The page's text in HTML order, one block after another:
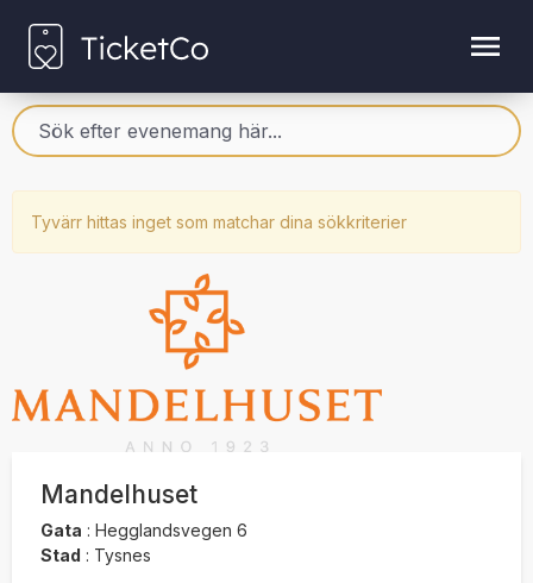
Tyvärr hittas inget som matchar dina sökkriterier
Mandelhuset
Gata : Hegglandsvegen 6
Stad : Tysnes